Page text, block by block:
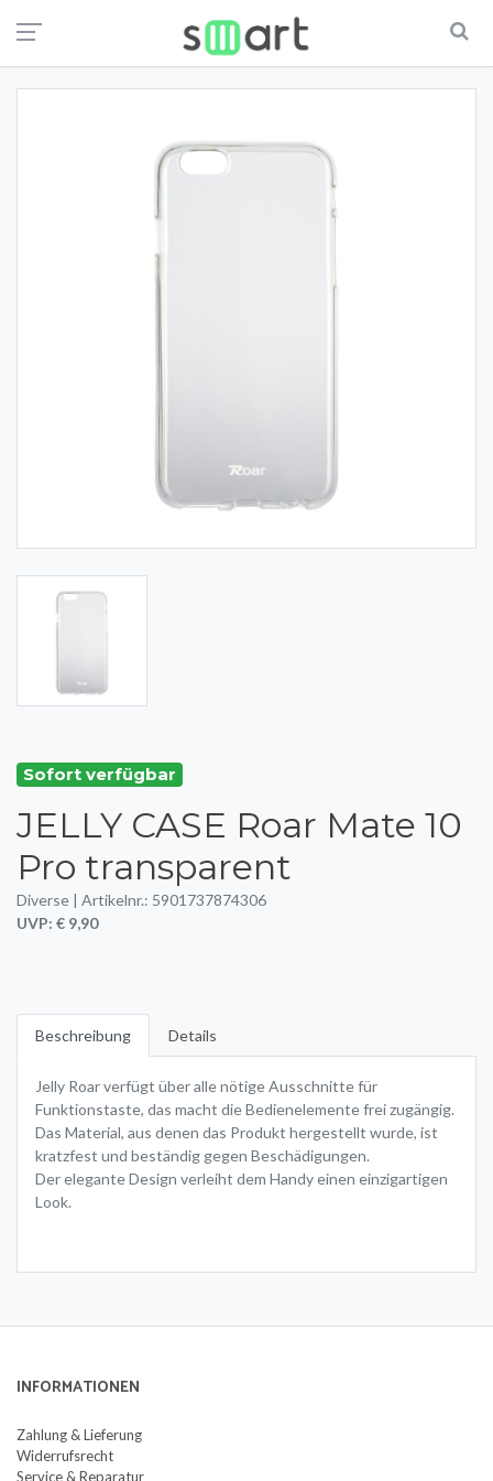
Sofort verfügbar
JELLY CASE Roar Mate 10
Pro transparent
Diverse | Artikelnr.: 5901737874306
UVP: € 9,90
Beschreibung Details
Jelly Roar verfügt über alle nötige Ausschnitte für
Funktionstaste, das macht die Bedienelemente frei zugängig.
Das Material, aus denen das Produkt hergestellt wurde, ist
kratzfest und beständig gegen Beschädigungen.
Der elegante Design verleiht dem Handy einen einzigartigen
Look.
INFORMATIONEN
Zahlung & Lieferung
Widerrufsrecht
Service & Reparatur